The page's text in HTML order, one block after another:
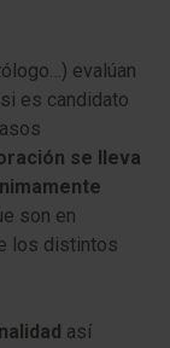
evalúan
es candidato
se lleva
son en
los distintos
así